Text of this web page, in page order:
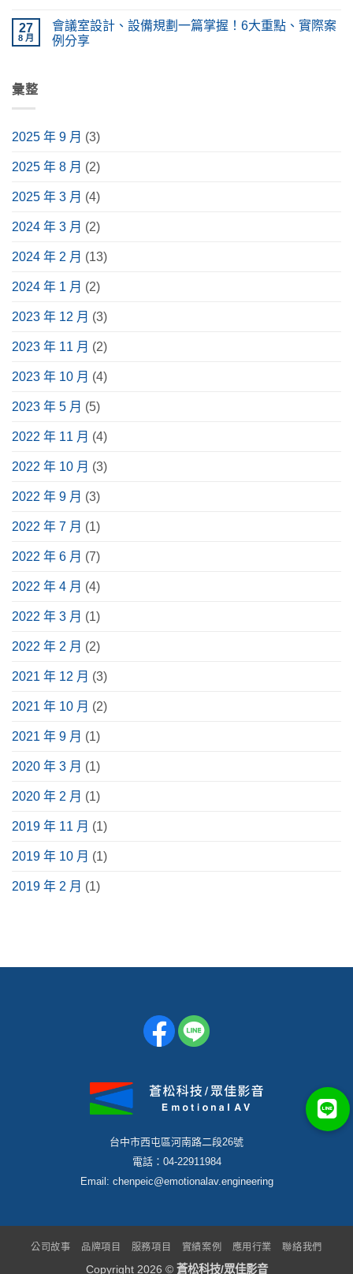
工
種
類、
統
設
備
裝
中
價
格
懶
升
聽
中
大
機
是
紹，
見
用
挑
選
南〉
中
留
言
27
8 月
會議室設計、設備規劃一篇掌握！6大重點、實際案
例分享
規
篇
6
重
點、
際
案
分
享〉
彙整
2025 年 9 月 (3)
2025 年 8 月 (2)
2025 年 3 月 (4)
2024 年 3 月 (2)
2024 年 2 月 (13)
2024 年 1 月 (2)
2023 年 12 月 (3)
2023 年 11 月 (2)
2023 年 10 月 (4)
2023 年 5 月 (5)
2022 年 11 月 (4)
2022 年 10 月 (3)
2022 年 9 月 (3)
2022 年 7 月 (1)
2022 年 6 月 (7)
2022 年 4 月 (4)
2022 年 3 月 (1)
2022 年 2 月 (2)
2021 年 12 月 (3)
2021 年 10 月 (2)
2021 年 9 月 (1)
2020 年 3 月 (1)
2020 年 2 月 (1)
2019 年 11 月 (1)
2019 年 10 月 (1)
2019 年 2 月 (1)
台中市西屯區河南路二段26號
電話：04-22911984
Email: chenpeic@emotionalav.engineering
公司故事 品牌項目 服務項目 實績案例 應用行業 聯絡我們
Copyright 2026 © 蒼松科技/眾佳影音